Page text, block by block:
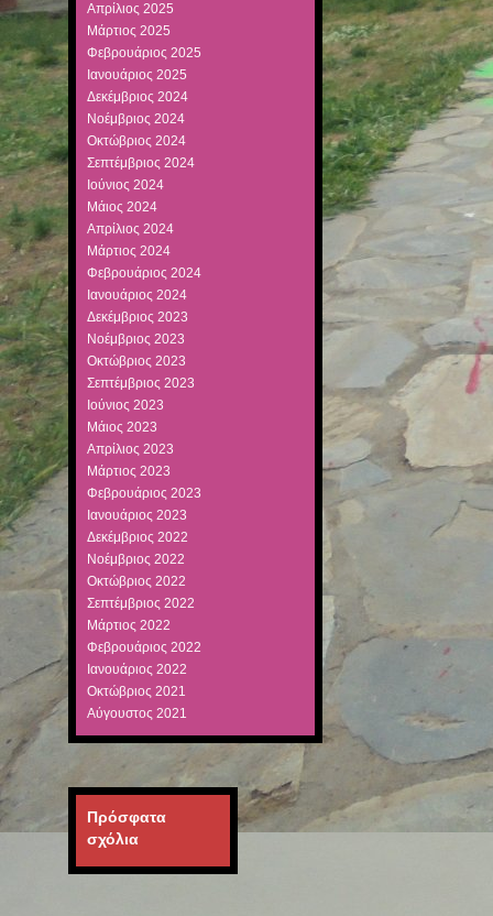
Απρίλιος 2025
Μάρτιος 2025
Φεβρουάριος 2025
Ιανουάριος 2025
Δεκέμβριος 2024
Νοέμβριος 2024
Οκτώβριος 2024
Σεπτέμβριος 2024
Ιούνιος 2024
Μάιος 2024
Απρίλιος 2024
Μάρτιος 2024
Φεβρουάριος 2024
Ιανουάριος 2024
Δεκέμβριος 2023
Νοέμβριος 2023
Οκτώβριος 2023
Σεπτέμβριος 2023
Ιούνιος 2023
Μάιος 2023
Απρίλιος 2023
Μάρτιος 2023
Φεβρουάριος 2023
Ιανουάριος 2023
Δεκέμβριος 2022
Νοέμβριος 2022
Οκτώβριος 2022
Σεπτέμβριος 2022
Μάρτιος 2022
Φεβρουάριος 2022
Ιανουάριος 2022
Οκτώβριος 2021
Αύγουστος 2021
Πρόσφατα
σχόλια